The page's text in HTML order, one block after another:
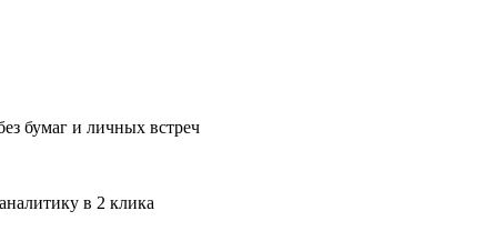
бумаг и личных встреч
в 2 клика